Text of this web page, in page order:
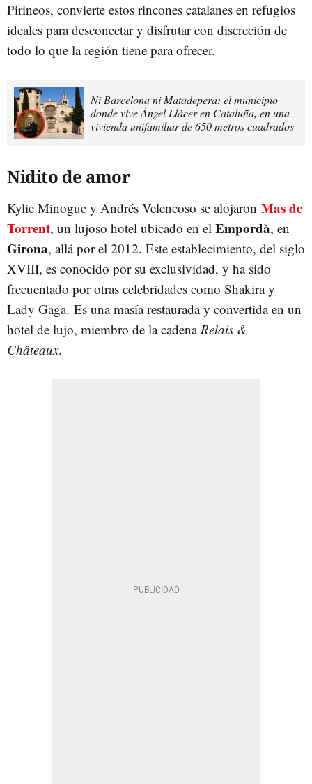
Pirineos, convierte estos rincones catalanes en refugios
ideales para desconectar y disfrutar con discreción de
todo lo que la región tiene para ofrecer.
Ni Barcelona ni Matadepera: el municipio
donde vive Àngel Llàcer en Cataluña, en una
vivienda unifamiliar de 650 metros cuadrados
Nidito de amor
Kylie Minogue y Andrés Velencoso se alojaron Mas de
Torrent, un lujoso hotel ubicado en el Empordà, en
Girona, allá por el 2012. Este establecimiento, del siglo
XVIII, es conocido por su exclusividad, y ha sido
frecuentado por otras celebridades como Shakira y
Lady Gaga. Es una masía restaurada y convertida en un
hotel de lujo, miembro de la cadenaRelais &
Châteaux.